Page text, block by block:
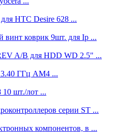
HTC Desire 628 ...
коврик 9шт. для Ip ...
A/B для HDD WD 2.5" ...
ГГц AM4 ...
шт./лот ...
серии ST ...
компонентов, в ...